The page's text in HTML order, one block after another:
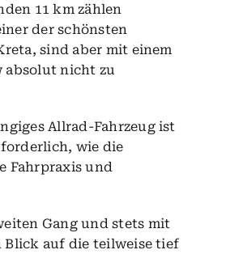
11 km zählen
der schönsten
sind aber mit einem
absolut nicht zu
Allrad-Fahrzeug ist
wie die
Fahrpraxis und
Gang und stets mit
Blick auf die teilweise tief